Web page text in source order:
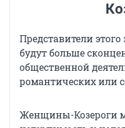
Представители
будут больше
общественной
романтических или
Женщины-Козероги